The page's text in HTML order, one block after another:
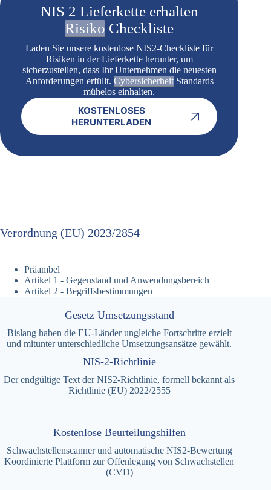
NIS 2 Lieferkette erhalten
Risiko Checkliste
Laden Sie unsere kostenlose NIS2-Checkliste für
Risiken in der Lieferkette herunter, um
sicherzustellen, dass Ihr Unternehmen die neuesten
Anforderungen erfüllt. CybersicherheitStandards
mühelos einhalten.
KOSTENLOSES
HERUNTERLADEN
Verordnung (EU) 2023/2854
Präambel
Artikel 1 - Gegenstand und Anwendungsbereich
Artikel 2 - Begriffsbestimmungen
Gesetz Umsetzungsstand
Bislang haben die EU-Länder ungleiche Fortschritte erzielt
und mitunter unterschiedliche Umsetzungsansätze gewählt.
NIS-2-Richtlinie
Der endgültige Text der NIS2-Richtlinie, formell bekannt als
Richtlinie (EU) 2022/2555
Kostenlose Beurteilungshilfen
Schwachstellenscanner und automatische NIS2-Bewertung
Koordinierte Plattform zur Offenlegung von Schwachstellen
(CVD)